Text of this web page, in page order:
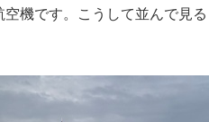
機です。こうして並んで見る